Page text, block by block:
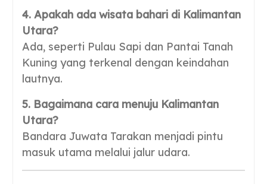
4. Apakah ada wisata bahari di Kalimantan
Utara?
Ada, seperti Pulau Sapi dan Pantai Tanah
Kuning yang terkenal dengan keindahan
lautnya.
5. Bagaimana cara menuju Kalimantan
Utara?
Bandara Juwata Tarakan menjadi pintu
masuk utama melalui jalur udara.